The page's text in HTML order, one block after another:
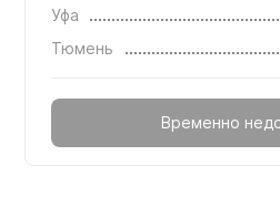
Уфа
Тюмень
Временно